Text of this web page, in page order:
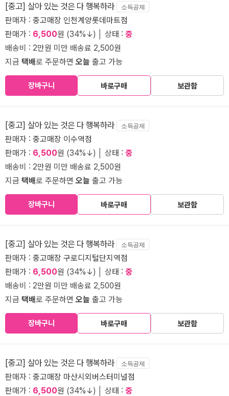
[중고] 살아 있는 것은 다 행복하라 소득공제
판매자 : 중고매장 인천계양롯데마트점
판매가 : 6,500원 (34%↓) │ 상태 : 중
배송비 : 2만원 미만 배송료 2,500원
지금 택배로 주문하면오늘 출고 가능
장바구니 바로구매 보관함
[중고] 살아 있는 것은 다 행복하라 소득공제
판매자 : 중고매장 이수역점
판매가 : 6,500원 (34%↓) │ 상태 : 중
배송비 : 2만원 미만 배송료 2,500원
지금 택배로 주문하면오늘 출고 가능
장바구니 바로구매 보관함
[중고] 살아 있는 것은 다 행복하라 소득공제
판매자 : 중고매장 구로디지털단지역점
판매가 : 6,500원 (34%↓) │ 상태 : 중
배송비 : 2만원 미만 배송료 2,500원
지금 택배로 주문하면오늘 출고 가능
장바구니 바로구매 보관함
[중고] 살아 있는 것은 다 행복하라 소득공제
판매자 : 중고매장 마산시외버스터미널점
판매가 : 6,500원 (34%↓) │ 상태 : 중